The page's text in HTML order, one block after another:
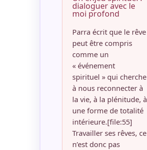
dialoguer avec le
moi profond
Parra écrit que le rêve
peut être compris
comme un
« événement
spirituel » qui cherche
à nous reconnecter à
la vie, à la plénitude, à
une forme de totalité
intérieure.[file:55]
Travailler ses rêves, ce
n’est donc pas